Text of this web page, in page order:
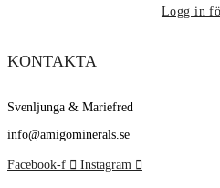
Logg in
KONTAKTA
Svenljunga & Mariefred
info@amigominerals.se
Facebook-f Instagram